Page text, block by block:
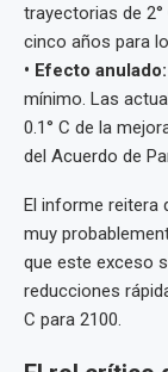
trayectorias de 2°
cinco años para
•⁠ ⁠Efecto anulado:
mínimo. Las
0.1° C de la
del Acuerdo de
El informe reitera
muy
que este exceso
reducciones
C para 2100.